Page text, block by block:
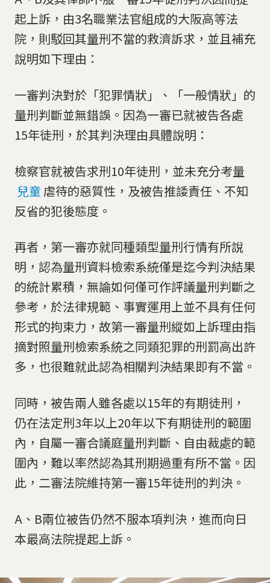
起上訴，由3名職業法官組成的大阪高等法
院，則駁回其量刑不當的救濟訴求，並且補充
說明如下理由：
一審判決對於「犯罪情狀」、「一般情狀」的
量刑判斷並無錯誤。因為一審已就被告各處
15年徒刑，於其判決理由具體說明：
檢察官就被告求刑10年徒刑，並未充分考量
兒童 虐待的惡質性，及被告推諉責任、不知
反省的犯後態度。
再者，第一審亦就同種類型量刑行情有所說
明，認為量刑資料檢索系統僅是迄今判決結果
的統計累積，無論如何僅可作評議量刑判斷之
參考，於法律規範、事實運用上並不具有任何
形式的拘束力，故第一審量刑縱如上訴理由指
摘對照量刑檢索系統之同類犯罪的刑罰高出許
多，也很難就此認為相關判決結果即有不當。
同時，被告兩人雖各處以15年的有期徒刑，
仍在法定刑3年以上20年以下有期徒刑的範圍
內，自屬一審合議庭量刑判斷、自由裁處的範
圍內，難以率然認為其刑期過重有所不當。因
此，二審法院維持第一審15年徒刑的判決。
A、B兩位被告仍然不服本項判決，進而向日
本最高法院提起上訴。